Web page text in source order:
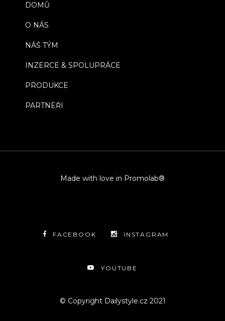
DOMŮ
O NÁS
NÁŠ TÝM
INZERCE & SPOLUPRÁCE
PRODUKCE
PARTNEŘI
Made with love in Promolab®
FACEBOOK INSTAGRAM
YOUTUBE
© Copyright Dailystyle.cz 2021